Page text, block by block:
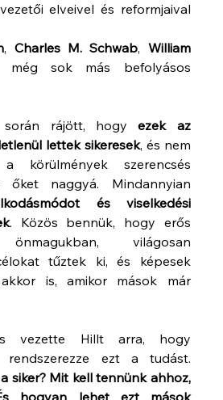
elveivel és reformjaival
, Charles M. Schwab, William
sok más befolyásos
során rájött, hogy ezek az
lettek sikeresek, és nem
körülmények szerencsés
és viselkedési
. Közös bennük, hogy erős
világosan
tűztek ki, és képesek
is, amikor mások már
vezette Hillt arra, hogy
siker? Mit kell tennünk ahhoz,